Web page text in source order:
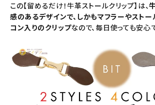
ビューティー
ファッション
アウトドア・トラベル
この【留めるだけ！牛革ストールクリップ】は、
感のあるデザインで、しかもマフラーやスト
コン入りのクリップなので、毎日使っても安心